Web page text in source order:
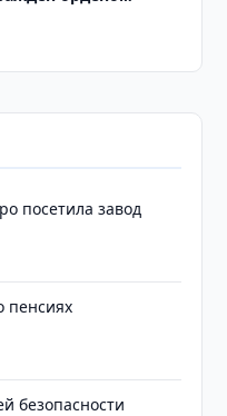
посетила завод
пенсиях
безопасности